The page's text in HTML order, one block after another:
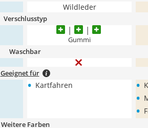
Wildleder
Verschlusstyp
Gummi
Waschbar
Geeignet für
• Kartfahren •
•
•
Weitere Farben